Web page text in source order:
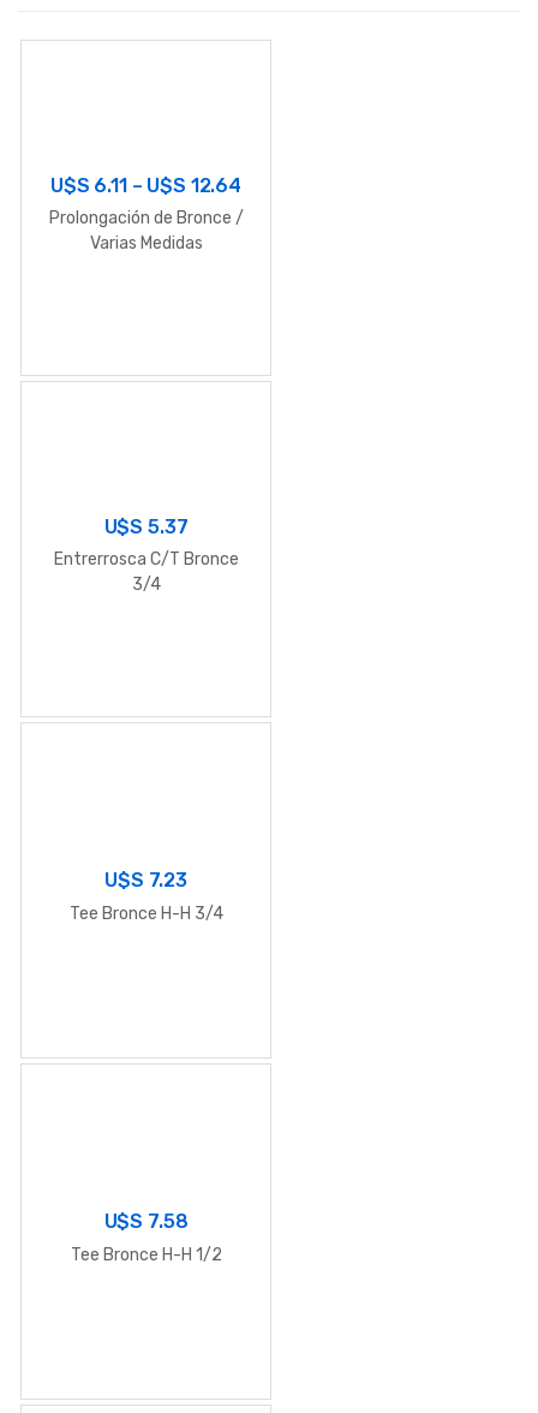
U$S 6.11– U$S 12.64
Prolongación de Bronce /
Varias Medidas
U$S 5.37
Entrerrosca C/T Bronce
3/4
U$S 7.23
Tee Bronce H-H 3/4
U$S 7.58
Tee Bronce H-H 1/2